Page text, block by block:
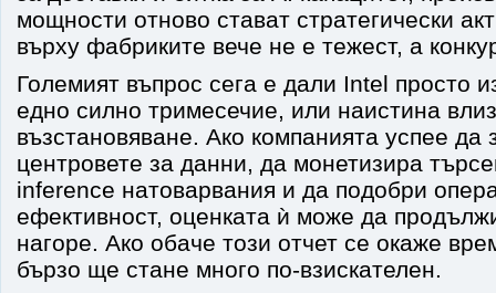
мощности отново стават стратегически
върху фабриките вече не е тежест, а
Големият въпрос сега е дали Intel просто
едно силно тримесечие, или наистина
възстановяване. Ако компанията успее да
центровете за данни, да монетизира
inference натоварвания и да подобри
ефективност, оценката ѝ може да
нагоре. Ако обаче този отчет се окаже
бързо ще стане много по-взискателен.